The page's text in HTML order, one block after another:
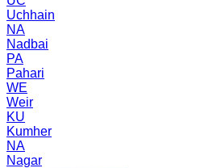
Uchhain
NA
Nadbai
PA
Pahari
WE
Weir
KU
Kumher
NA
Nagar